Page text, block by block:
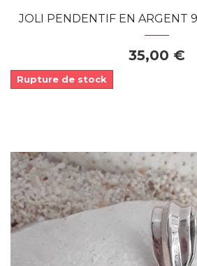
JOLI PENDENTIF EN ARGENT
35,00 €
Rupture de stock